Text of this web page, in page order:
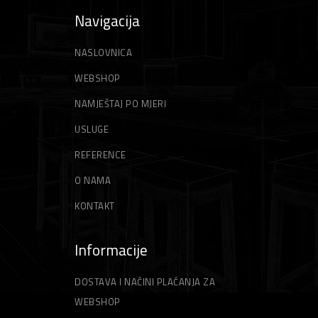
Stege
Zidarski alati
Gleteri
Motorni trimeri
Niti za trimer
Vrtne vreće
Vrtni sjekači
Navigacija
NASLOVNICA
WEBSHOP
NAMJEŠTAJ PO MJERI
USLUGE
REFERENCE
O NAMA
KONTAKT
Informacije
DOSTAVA I NAČINI PLAĆANJA ZA
WEBSHOP